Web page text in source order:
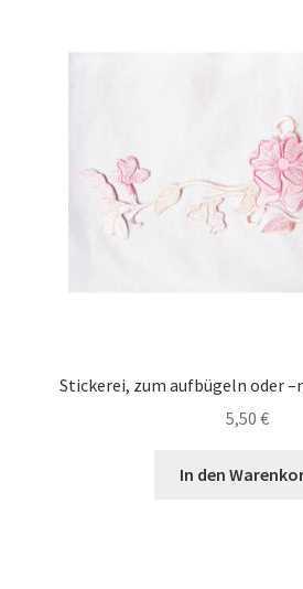
Stickerei, zum aufbügeln oder
5,50 €
In den